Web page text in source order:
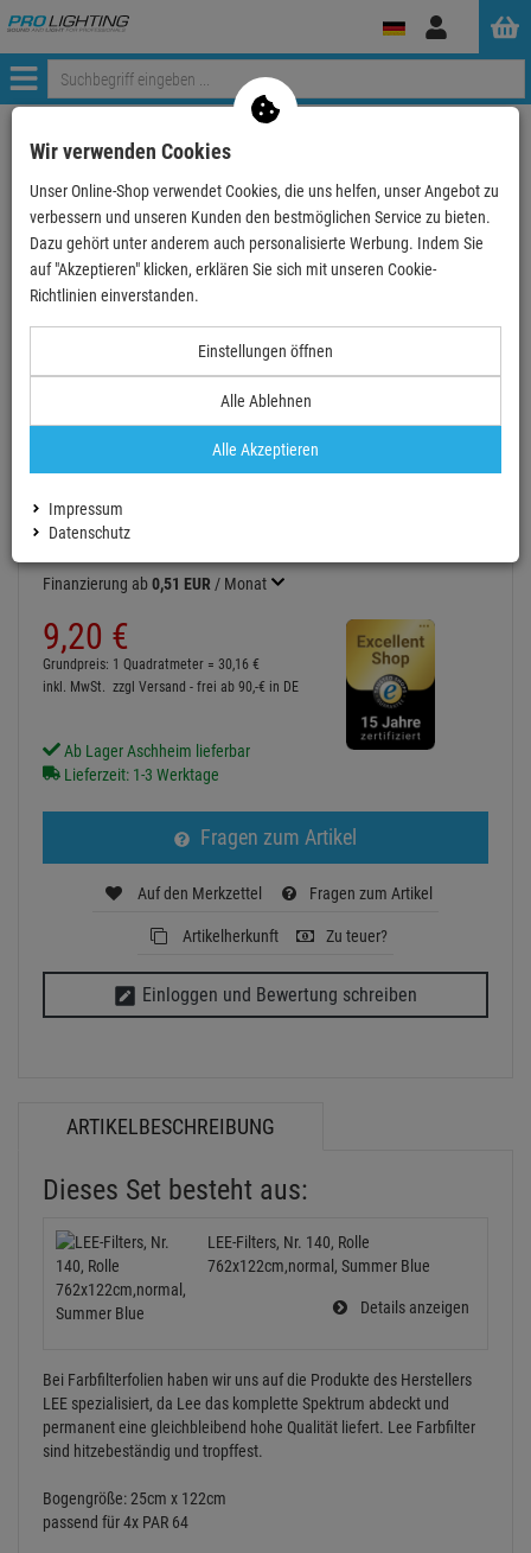
Anmelden
Menü
Weiter einkaufen ProLighting
LEE-Filters, Nr. 140, Bogen 25x122cm,normal, Summ…
LEE-Filters, Nr. 140, Bogen 25x122cm,normal,
Summer Blue
LFR140X25CM
LEE-Filters, Nr. 140, Rolle
Finanzierung ab0,51 EUR / Monat
9,20 €
Grundpreis: 1 Quadratmeter = 30,16 €
inkl. MwSt. zzgl Versand - frei ab 90,-€ in DE
Ab Lager Aschheim lieferbar
Lieferzeit: 1-3 Werktage
Fragen zum Artikel
Auf den Merkzettel Fragen zum Artikel
Artikelherkunft Zu teuer?
Einloggen und Bewertung schreiben
ARTIKELBESCHREIBUNG
Dieses Set besteht aus:
LEE-Filters, Nr. 140, Rolle
762x122cm,normal, Summer Blue
Details anzeigen
Bei Farbfilterfolien haben wir uns auf die Produkte des Herstellers
LEE spezialisiert, da Lee das komplette Spektrum abdeckt und
permanent eine gleichbleibend hohe Qualität liefert. Lee Farbfilter
sind hitzebeständig und tropffest.
Bogengröße: 25cm x 122cm
passend für 4x PAR 64
Wir verwenden Cookies
Unser Online-Shop verwendet Cookies, die uns helfen, unser Angebot zu
verbessern und unseren Kunden den bestmöglichen Service zu bieten.
Dazu gehört unter anderem auch personalisierte Werbung. Indem Sie
auf "Akzeptieren" klicken, erklären Sie sich mit unseren Cookie-
Richtlinien einverstanden.
Einstellungen öffnen
Alle Ablehnen
Alle Akzeptieren
Impressum
Datenschutz